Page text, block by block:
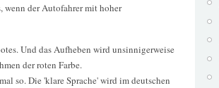
wenn der Autofahrer mit hoher
Und das Aufheben wird unsinnigerweise
der roten Farbe.
so. Die 'klare Sprache' wird im deutschen